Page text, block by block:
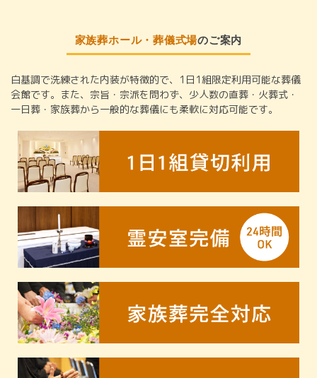
家族葬ホール・葬儀式場のご案内
白基調で洗練された内装が特徴的で、1日1組限定利用可能な葬儀
会館です。また、宗旨・宗派を問わず、少人数の直葬・火葬式・
一日葬・家族葬から一般的な葬儀にも柔軟に対応可能です。